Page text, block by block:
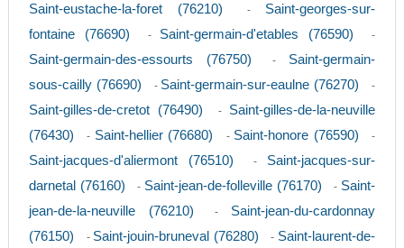
Saint-eustache-la-foret (76210) - Saint-georges-sur-
fontaine (76690)
- Saint-germain-d'etables (76590) -
Saint-germain-des-essourts (76750) - Saint-germain-
sous-cailly (76690)
- Saint-germain-sur-eaulne (76270) -
Saint-gilles-de-cretot (76490) - Saint-gilles-de-la-neuville
(76430)
- Saint-hellier (76680) - Saint-honore (76590) -
Saint-jacques-d'aliermont (76510) - Saint-jacques-sur-
darnetal (76160)
- Saint-jean-de-folleville (76170) - Saint-
jean-de-la-neuville (76210)
- Saint-jean-du-cardonnay
(76150)
- Saint-jouin-bruneval (76280) - Saint-laurent-de-